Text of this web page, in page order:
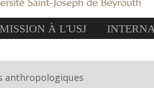
À L'USJ
anthropologiques